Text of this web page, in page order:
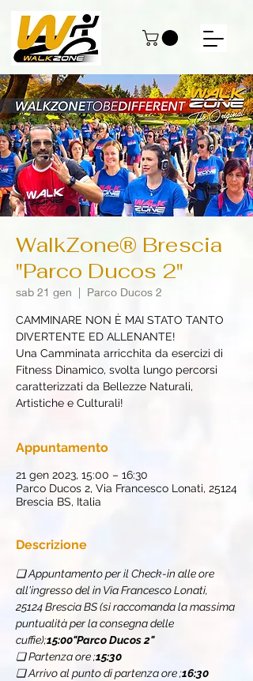
WalkZone® Brescia
"Parco Ducos 2"
sab 21 gen
  |
Parco Ducos 2
CAMMINARE NON È MAI STATO TANTO
DIVERTENTE ED ALLENANTE!
Una Camminata arricchita da esercizi di
Fitness Dinamico, svolta lungo percorsi
caratterizzati da Bellezze Naturali,
Artistiche e Culturali!
Appuntamento
21 gen 2023, 15:00 – 16:30
Parco Ducos 2, Via Francesco Lonati, 25124
Brescia BS, Italia
Descrizione
❏ Appuntamento per il Check-in alle ore
all'ingresso del in Via Francesco Lonati,
25124 Brescia BS (si raccomanda la massima
puntualità per la consegna delle
cuffie);15:00"Parco Ducos 2"
❏ Partenza ore ;15:30
❏ Arrivo al punto di partenza ore ;16:30